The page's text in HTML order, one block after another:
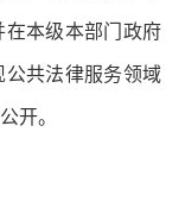
本级本部门政府
公共法律服务领域
开。